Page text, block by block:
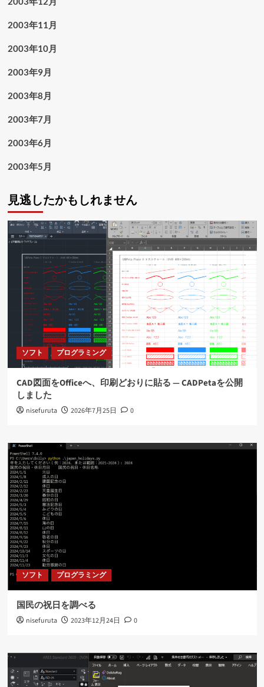
2003年11月
2003年10月
2003年9月
2003年8月
2003年7月
2003年6月
2003年5月
見逃したかもしれません
ソフト プログラミング
CAD図面をOfficeへ、印刷どおりに貼る ― CADPetaを公開
しました
nisefuruta 2026年7月25日 0
ソフト プログラミング
国民の祝日を調べる
nisefuruta 2023年12月24日 0